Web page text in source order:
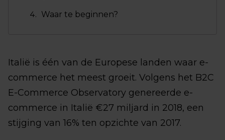
Waar te beginnen?
Italië is één van de Europese landen waar e-
commerce het meest groeit. Volgens het B2C
E-Commerce Observatory genereerde e-
commerce in Italië €27 miljard in 2018, een
stijging van 16% ten opzichte van 2017.